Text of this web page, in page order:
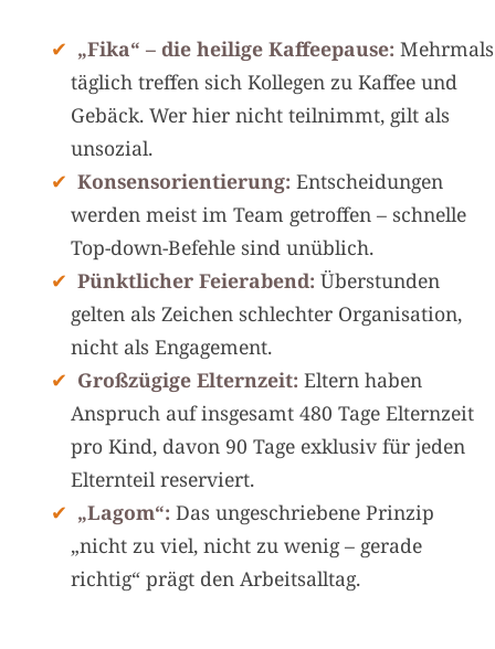
„Fika“ – die heilige Kaffeepause: Mehrmals
täglich treffen sich Kollegen zu Kaffee und
Gebäck. Wer hier nicht teilnimmt, gilt als
unsozial.
Konsensorientierung: Entscheidungen
werden meist im Team getroffen – schnelle
Top-down-Befehle sind unüblich.
Pünktlicher Feierabend: Überstunden
gelten als Zeichen schlechter Organisation,
nicht als Engagement.
Großzügige Elternzeit: Eltern haben
Anspruch auf insgesamt 480 Tage Elternzeit
pro Kind, davon 90 Tage exklusiv für jeden
Elternteil reserviert.
„Lagom“: Das ungeschriebene Prinzip
„nicht zu viel, nicht zu wenig – gerade
richtig“ prägt den Arbeitsalltag.